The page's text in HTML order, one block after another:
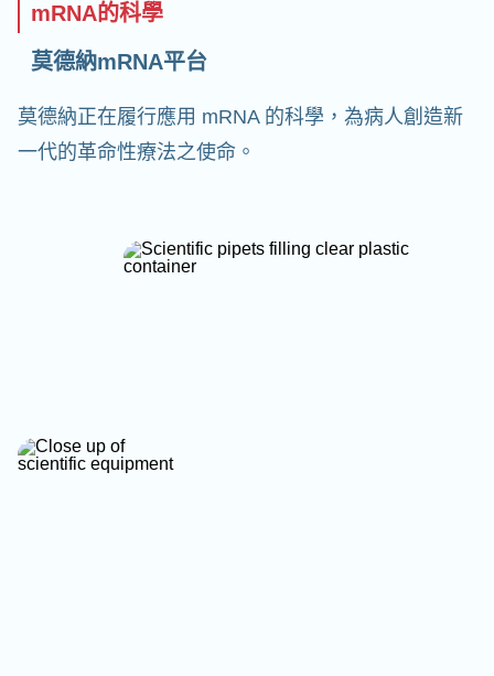
mRNA的科學
莫德納mRNA平台
莫德納正在履行應用 mRNA 的科學，為病人創造新
一代的革命性療法之使命。